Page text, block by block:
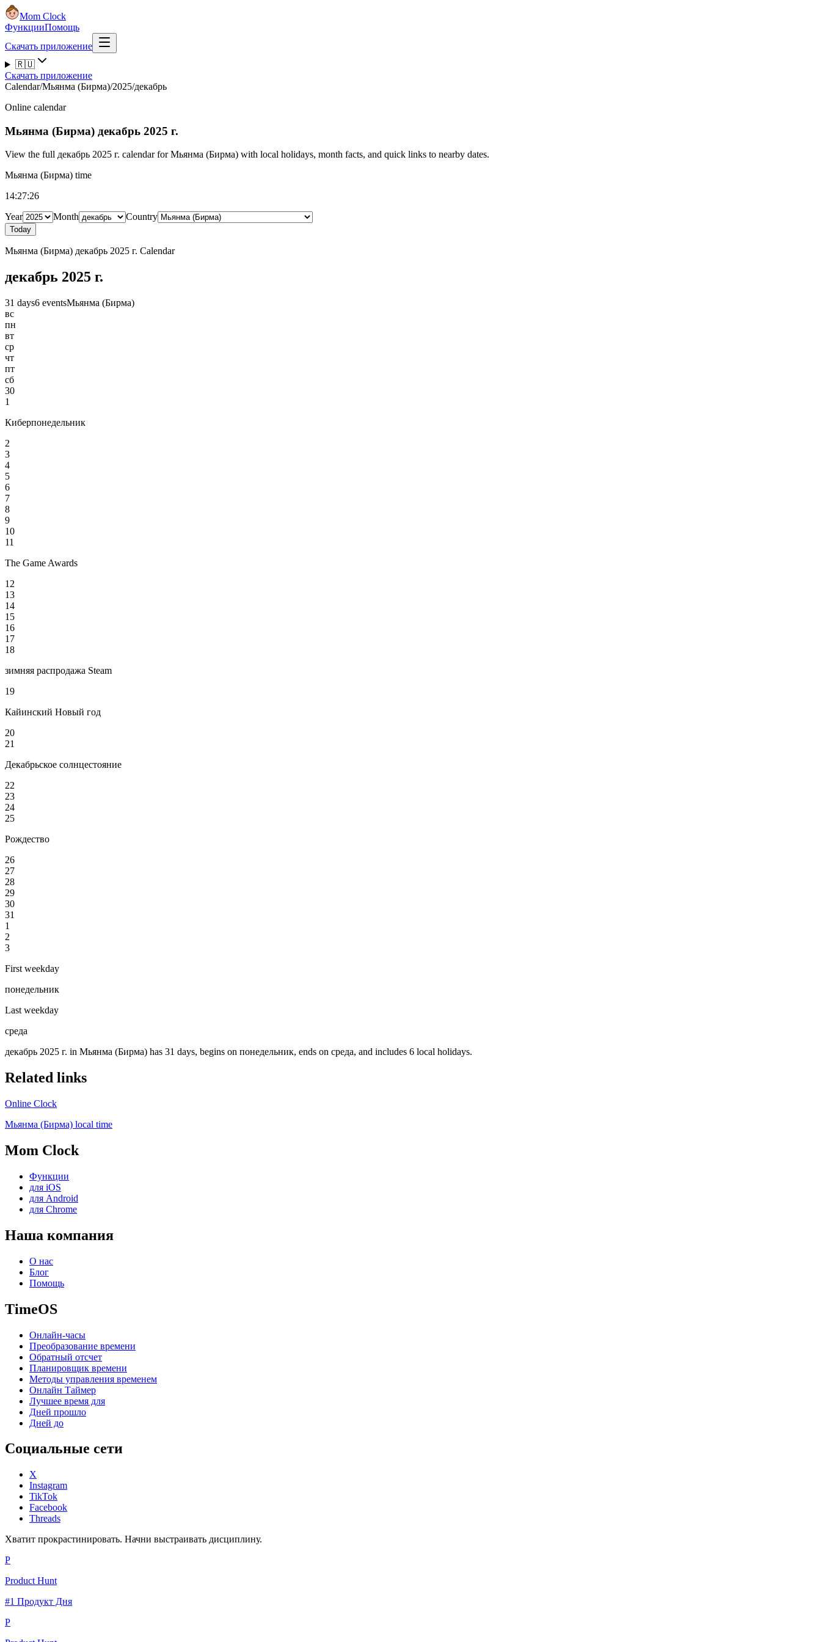
Mom Clock
ФункцииПомощь
Скачать приложение
🇷🇺
Скачать приложение
Calendar/Мьянма (Бирма)/2025/декабрь
Online calendar
Мьянма (Бирма) декабрь 2025 г.
View the full декабрь 2025 г. calendar for Мьянма (Бирма) with local holidays, month facts, and quick links to nearby dates.
Мьянма (Бирма) time
14:27:27
Year
Month Country
Today
Мьянма (Бирма) декабрь 2025 г. Calendar
декабрь 2025 г.
31 days6 eventsМьянма (Бирма)
вс
пн
вт
ср
чт
пт
сб
30
1
Киберпонедельник
2
3
4
5
6
7
8
9
10
11
The Game Awards
12
13
14
15
16
17
18
зимняя распродажа Steam
19
Кайинский Новый год
20
21
Декабрьское солнцестояние
22
23
24
25
Рождество
26
27
28
29
30
31
1
2
3
First weekday
понедельник
Last weekday
среда
декабрь 2025 г. in Мьянма (Бирма) has 31 days, begins on понедельник, ends on среда, and includes 6 local holidays.
Related links
Online Clock
Мьянма (Бирма) local time
Mom Clock
Функции
для iOS
для Android
для Chrome
Наша компания
О нас
Блог
Помощь
TimeOS
Онлайн-часы
Преобразование времени
Обратный отсчет
Планировщик времени
Методы управления временем
Онлайн Таймер
Лучшее время для
Дней прошло
Дней до
Социальные сети
X
Instagram
TikTok
Facebook
Threads
Хватит прокрастинировать. Начни выстраивать дисциплину.
P
Product Hunt
#1 Продукт Дня
P